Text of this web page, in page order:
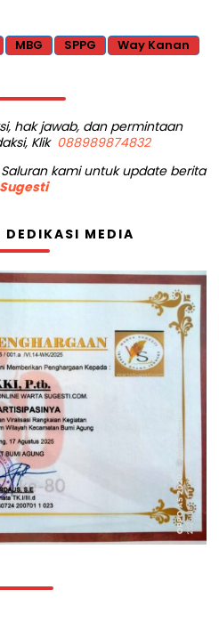
MBG SPPG Way Kanan
hak jawab, dan permintaan
Klik 088989874832
kami untuk update berita
DEDIKASI MEDIA